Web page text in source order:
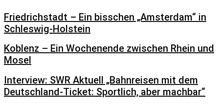
Friedrichstadt – Ein bisschen „Amsterdam“ in
Schleswig-Holstein
Koblenz – Ein Wochenende zwischen Rhein und
Mosel
Interview: SWR Aktuell „Bahnreisen mit dem
Deutschland-Ticket: Sportlich, aber machbar“